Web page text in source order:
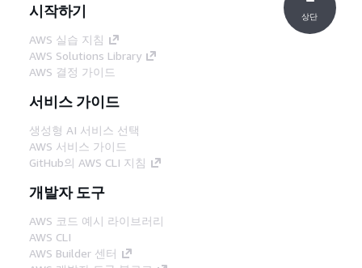
시작하기
AWS 실습 지침
AWS Solutions Library
AWS 결정 가이드
서비스 가이드
생성형 AI 서비스 선택
AWS 서비스 가이드
GitHub의 AWS CLI 지침
개발자 도구
AWS 코드 예시 라이브러리
AWS CLI
AWS Builder 센터
상단